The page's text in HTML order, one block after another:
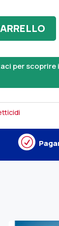
per scoprire
R